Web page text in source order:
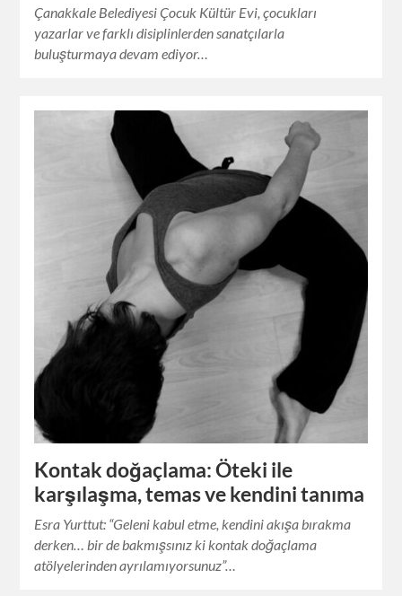
Çanakkale Belediyesi Çocuk Kültür Evi, çocukları
yazarlar ve farklı disiplinlerden sanatçılarla
buluşturmaya devam ediyor…
Kontak doğaçlama: Öteki ile
karşılaşma, temas ve kendini tanıma
Esra Yurttut: “Geleni kabul etme, kendini akışa bırakma
derken… bir de bakmışsınız ki kontak doğaçlama
atölyelerinden ayrılamıyorsunuz”…